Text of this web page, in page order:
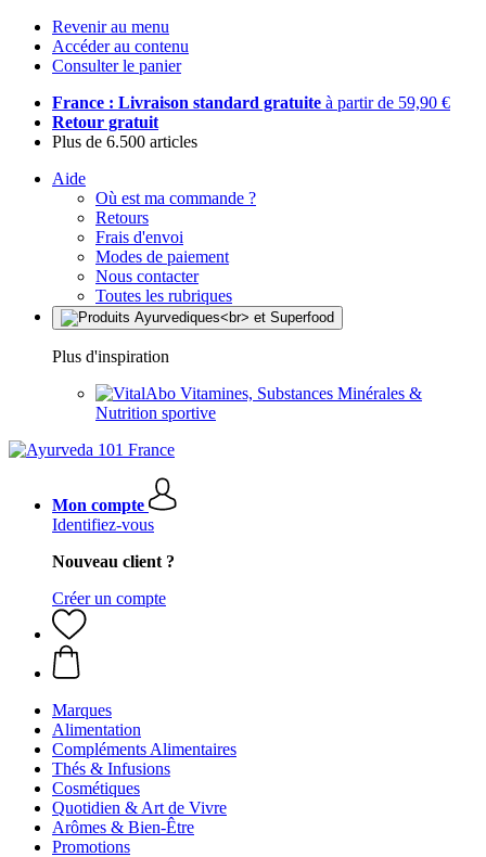
Revenir au menu
Accéder au contenu
Consulter le panier
France : Livraison standard gratuite à partir de 59,90 €
Retour gratuit
Plus de 6.500 articles
Aide
Où est ma commande ?
Retours
Frais d'envoi
Modes de paiement
Nous contacter
Toutes les rubriques
Plus d'inspiration
Vitamines, Substances Minérales &
Nutrition sportive
Mon compte
Identifiez-vous
Nouveau client ?
Créer un compte
Marques
Alimentation
Compléments Alimentaires
Thés & Infusions
Cosmétiques
Quotidien & Art de Vivre
Arômes & Bien-Être
Promotions